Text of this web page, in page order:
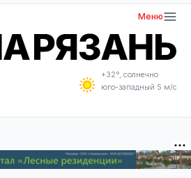
Меню
+32°, солнечно
юго-западный 5 м/с